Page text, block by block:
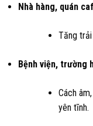
Nhà hàng, quán
Tăng trải
Bệnh viện, trường
Cách
yên tĩnh.